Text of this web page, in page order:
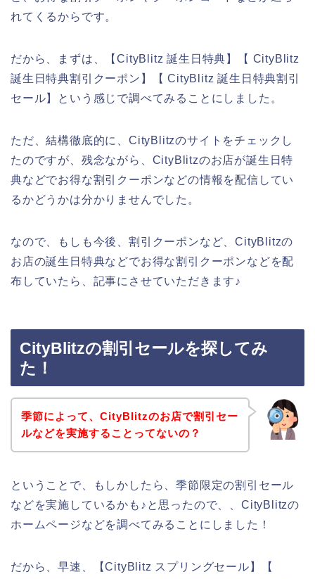
れてくるからです。
だから、まずは、【CityBlitz 誕生日特典】【 CityBlitz
誕生日特典割引クーポン】【 CityBlitz 誕生日特典割引
セール】という感じで調べてみることにしました。
ただ、結構徹底的に、CityBlitzのサイトをチェックし
たのですが、残念ながら、CityBlitzのお店が誕生日特
典などでお得な割引クーポンなどの情報を配信してい
るかどうかは分かりませんでした。
なので、もしも今後、割引クーポンなど、CityBlitzの
お店の誕生日特典などでお得な割引クーポンなどを配
布していたら、記事にさせていただきます♪
CityBlitzの割引セールを探してみ
た！
季節によって、CityBlitzのお店で割引セー
ルなどを実施することってないの？
ということで、もしかしたら、季節限定の割引セール
などを実施しているかも♪と思ったので、、CityBlitzの
ホームページなどを調べてみることにしました！
だから、早速、【CityBlitz スプリングセール】【